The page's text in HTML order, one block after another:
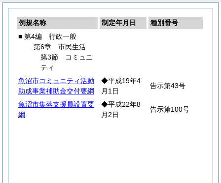
例規名称 制定年月日
種別番号
■ 第4編 行政一般
第6章 市民生活
第3節 コミュニ
ティ
魚沼市コミュニティ活動
助成事業補助金交付要綱
◆平成19年4
月1日
告示第43号
魚沼市集落支援員設置要
綱
◆平成22年8
月2日
告示第100号